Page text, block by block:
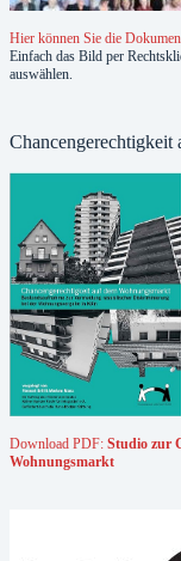
Hier können Sie die
Einfach das Bild per
auswählen.
Chancengerechtigkeit
Download PDF: Studio zur
Wohnungsmarkt